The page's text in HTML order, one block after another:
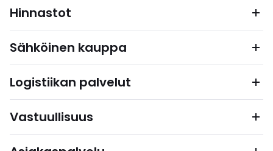
Hinnastot
Sähköinen kauppa
Logistiikan palvelut
Vastuullisuus